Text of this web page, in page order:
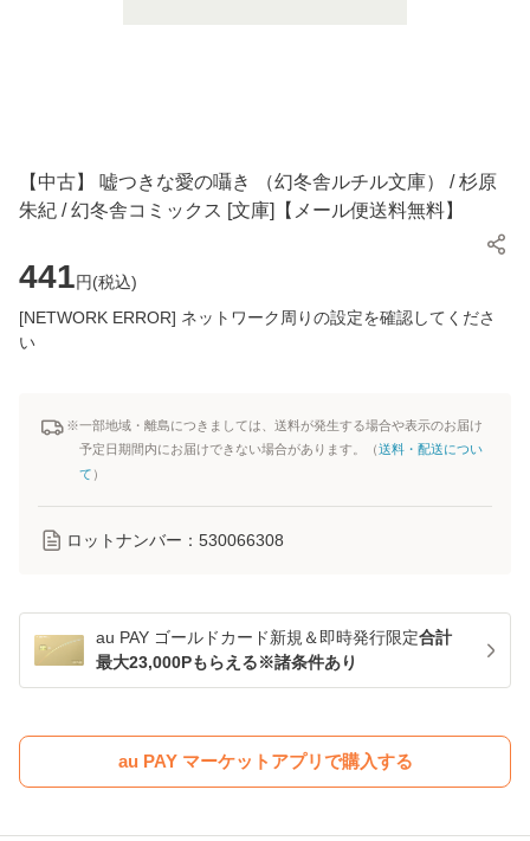
【中古】 嘘つきな愛の囁き （幻冬舎ルチル文庫） / 杉原
朱紀 / 幻冬舎コミックス [文庫]【メール便送料無料】
441円(税込)
[NETWORK ERROR] ネットワーク周りの設定を確認してくださ
い
※一部地域・離島につきましては、送料が発生する場合や表示のお届け
予定日期間内にお届けできない場合があります。（送料・配送につい
て ）
ロットナンバー： 530066308
au PAY ゴールドカード新規＆即時発行限定合計
最大23,000Pもらえる※諸条件あり
au PAY マーケットアプリで購入する